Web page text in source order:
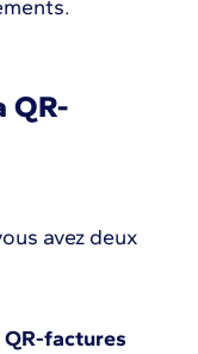
QR-
avez deux
factures